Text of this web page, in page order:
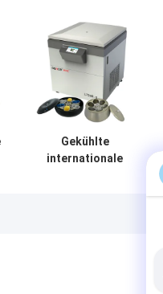
Gekühlte
internationale